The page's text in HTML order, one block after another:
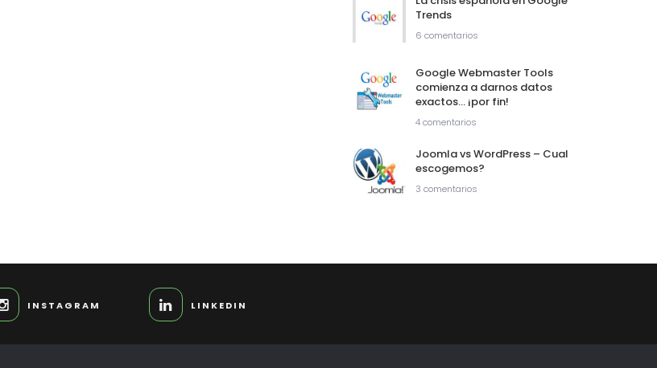
Trends
6 comentarios
Google Webmaster Tools
comienza a darnos datos
exactos… ¡por fin!
4 comentarios
Joomla vs WordPress – Cual
escogemos?
3 comentarios
INSTAGRAM LINKEDIN